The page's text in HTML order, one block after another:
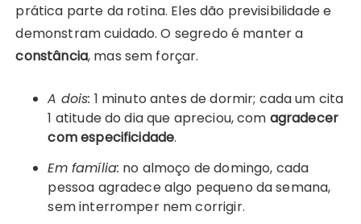
prática parte da rotina. Eles dão previsibilidade e
demonstram cuidado. O segredo é manter a
constância, mas sem forçar.
A dois: 1 minuto antes de dormir; cada um cita
1 atitude do dia que apreciou, com agradecer
com especificidade.
Em família: no almoço de domingo, cada
pessoa agradece algo pequeno da semana,
sem interromper nem corrigir.